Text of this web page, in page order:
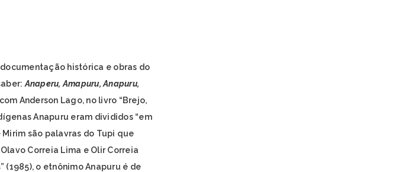
histórica e obras do
Anaperu, Amapuru, Anapuru,
Anderson Lago, no livro “Brejo,
Anapuru eram divididos “em
Mirim são palavras do Tupi que
Correia Lima e Olir Correia
(1985), o etnônimo Anapuru é de